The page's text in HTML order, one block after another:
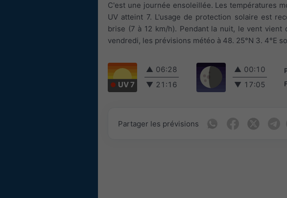
C'est une journée ensoleillée. Les températures
UV atteint 7. L'usage de protection solaire est
brise (7 à 12 km/h). Pendant la nuit, le vent
vendredi, les prévisions météo à 48. 25°N 3. 4°E
UV 7
▲ 06:28
▼ 21:16
▲ 00:10
▼ 17:05
Partager les prévisions